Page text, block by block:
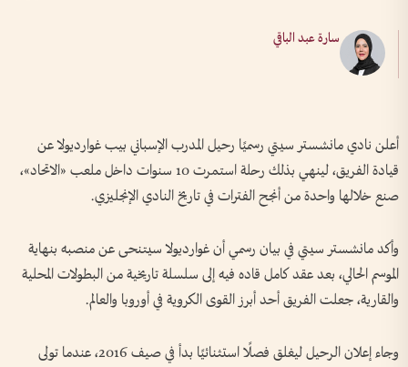
سارة عبد الباقي
أعلن نادي مانشستر سيتي رسميًا رحيل المدرب الإسباني بيب غوارديولا عن
قيادة الفريق، لينهي بذلك رحلة استمرت 10 سنوات داخل ملعب «الاتحاد»،
صنع خلالها واحدة من أنجح الفترات في تاريخ النادي الإنجليزي.
وأكد مانشستر سيتي في بيان رسمي أن غوارديولا سيتنحى عن منصبه بنهاية
الموسم الحالي، بعد عقد كامل قاده فيه إلى سلسلة تاريخية من البطولات المحلية
والقارية، جعلت الفريق أحد أبرز القوى الكروية في أوروبا والعالم.
وجاء إعلان الرحيل ليغلق فصلًا استثنائيًا بدأ في صيف 2016، عندما تولى